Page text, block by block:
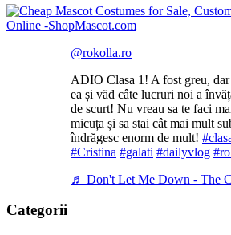
@rokolla.ro
ADIO Clasa 1! A fost greu,
ea și văd câte lucruri noi a
de scurt! Nu vreau sa te faci
micuța și sa stai cât mai mult
îndrăgesc enorm de mult!
#Cristina #galati #dailyvlog
♬ Don't Let Me Down - The
Categorii